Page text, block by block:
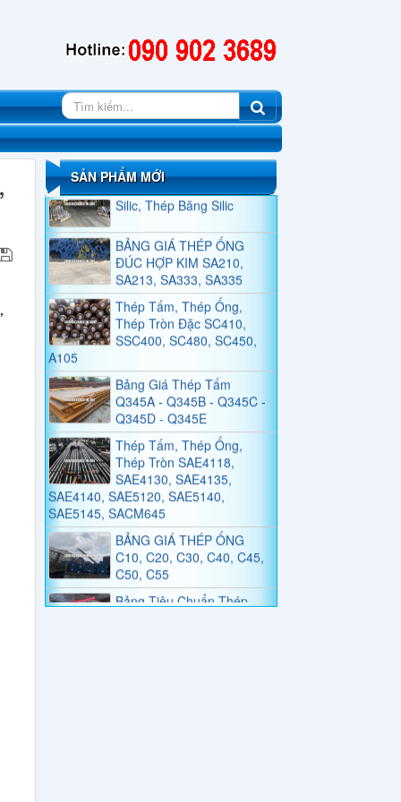
SẢN PHẨM MỚI
Thép Tấm, Thép Tròn Đặc,
Thép Ống Đúc A101,
A1010, A1011, A1014,
A1018, A1016
Thép Tấm Silic, Thép Cuộn
Silic, Thép Băng Silic
ĐÚC HỢP KIM SA210,
SA213, SA333, SA335
Thép Tấm, Thép Ống,
Thép Tròn Đặc SC410,
SSC400, SC480, SC450,
A105
Q345A - Q345B - Q345C -
Q345D - Q345E
Thép Tấm, Thép Ống,
Thép Tròn SAE4118,
SAE4130, SAE4135,
SAE4140, SAE5120, SAE5140,
SAE5145, SACM645
BẢNG GIÁ THÉP ỐNG
C10, C20, C30, C40, C45,
C50, C55
Bảng Tiêu Chuẩn Thép
Tấm, Thép Tròn SNC236,
SNC415, SNC631,